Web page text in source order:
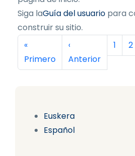
Euskera
Español
Siga laGuía del usuario para
construir su sitio.
Paginación
Primera página
«
Primero
Página anterior
‹
Anterior
Página
1 2